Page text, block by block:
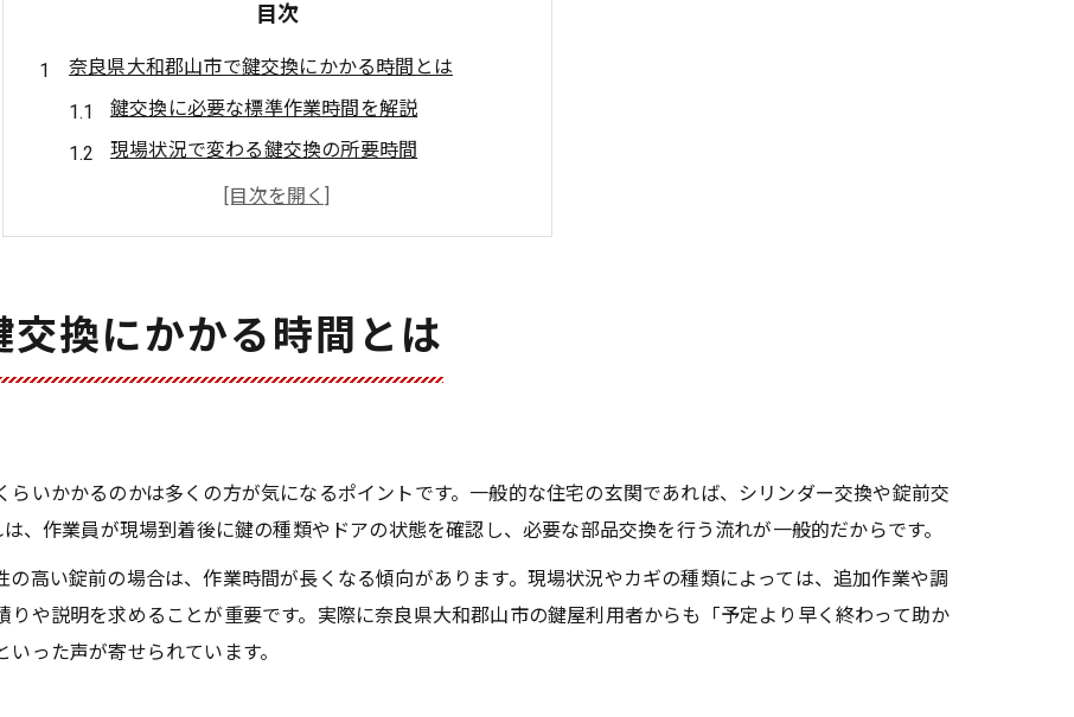
目次
奈良県大和郡山市で鍵交換にかかる時間とは
鍵交換に必要な標準作業時間を解説
現場状況で変わる鍵交換の所要時間
奈良県大和郡山市の鍵交換依頼時の流れ
シリンダー交換と錠前交換の時間差とは
鍵交換の流れと目安時間を丁寧に解説
鍵交換の依頼から完了までの流れを知る
スムーズな鍵交換のための事前準備方法
鍵交換作業が長引く場合の主な要因とは
急ぎの場合の鍵交換対応と所要時間
緊急時の鍵交換にかかる最短時間とは
即日対応の鍵交換サービスの流れを解説
換にかかる時間とは
いかかるのかは多くの方が気になるポイントです。一般的な住宅の玄関であれば、シリンダー交換や錠前交
、作業員が現場到着後に鍵の種類やドアの状態を確認し、必要な部品交換を行う流れが一般的だからです。
高い錠前の場合は、作業時間が長くなる傾向があります。現場状況やカギの種類によっては、追加作業や調
や説明を求めることが重要です。実際に奈良県大和郡山市の鍵屋利用者からも「予定より早く終わって助か
った声が寄せられています。